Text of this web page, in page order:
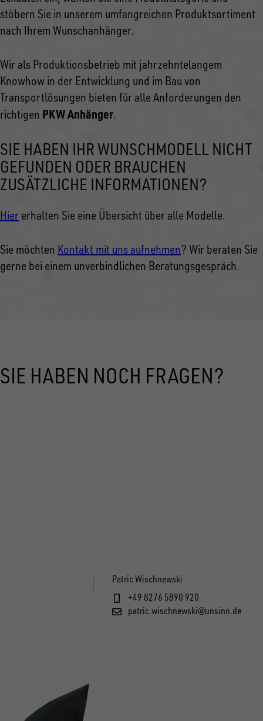
stöbern Sie in unserem umfangreichen Produktsortiment
nach Ihrem Wunschanhänger.
Wir als Produktionsbetrieb mit jahrzehntelangem
Knowhow in der Entwicklung und im Bau von
Transportlösungen bieten für alle Anforderungen den
richtigen PKW Anhänger.
SIE HABEN IHR WUNSCHMODELL NICHT
GEFUNDEN ODER BRAUCHEN
ZUSÄTZLICHE INFORMATIONEN?
Hier erhalten Sie eine Übersicht über alle Modelle.
Sie möchten Kontakt mit uns aufnehmen? Wir beraten Sie
gerne bei einem unverbindlichen Beratungsgespräch.
SIE HABEN NOCH FRAGEN?
Patric Wischnewski
+49 8276 5890 920
patric.wischnewski@unsinn.de